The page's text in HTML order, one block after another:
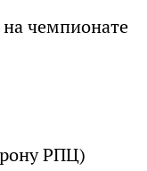
чемпионате
РПЦ)